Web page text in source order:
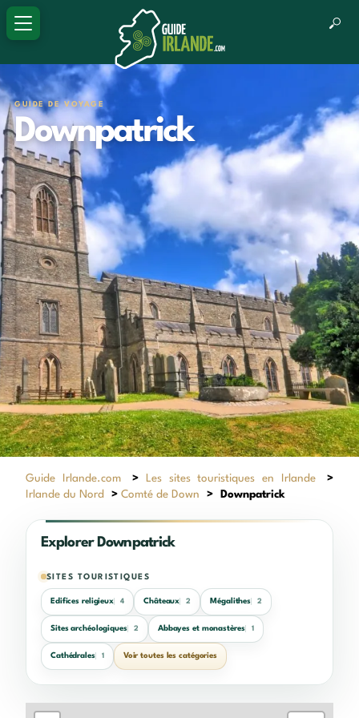
GUIDE DE VOYAGE
Downpatrick
Guide Irlande.com > Les sites touristiques en Irlande
>
Irlande du Nord
> Comté de Down > Downpatrick
Explorer Downpatrick
SITES TOURISTIQUES
Edifices religieux 4 Châteaux 2 Mégalithes 2
Sites archéologiques 2 Abbayes et monastères 1
Cathédrales 1 Voir toutes les catégories